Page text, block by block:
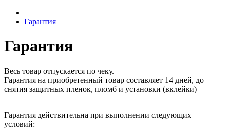
Гарантия
Гарантия
Весь товар отпускается по чеку.
Гарантия на приобретенный товар составляет 14 дней, до
снятия защитных пленок, пломб и установки (вклейки)
Гарантия действительна при выполнении следующих
условий: